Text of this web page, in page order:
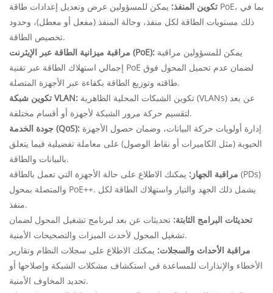
تكوين المنفذ: يمكن للمسؤولين عرض وتعديل إعدادات طاقة PoE، بما في
ذلك مستويات الطاقة لكل منفذ، وحالة المنفذ (مفعل أو معطل)، وحدود
تخصيص الطاقة.
مراقبة ميزانية الطاقة عبر الإيثرنت (PoE): يمكن للمسؤولين مراقبة
إجمالي استهلاك الطاقة عبر تقنية PoE لضمان عدم تحميل المحول فوق
طاقته وتوزيع الطاقة بكفاءة عبر الأجهزة المتصلة.
تكوين شبكة VLAN:
لتقسيم حركة مرور الشبكة لأجهزة أو أقسام مختلفة.
جودة الخدمة (QoS):
الحيوية (مثل الكاميرات أو نقاط الوصول) على معاملة تفضيلية فيما يتعلق
بالبيانات والطاقة.
مراقبة الجهاز: يمكنك الاطلاع على حالة الأجهزة التي تعمل بالطاقة (PDs)
والمتصلة بمحول PoE++. يشمل ذلك الجهد والتيار واستهلاك الطاقة لكل
منفذ.
تحديثات البرامج الثابتة: تحديثات عن بعد لبرنامج تشغيل المحول لضمان
تشغيل المحول لأحدث الميزات والتصحيحات الأمنية.
مراقبة الأحداث والسجلات: يمكنك الاطلاع على سجلات النظام وتقارير
الأخطاء والإنذارات للمساعدة في استكشاف مشكلات الشبكة وإصلاحها أو
تحديد المخاوف الأمنية.